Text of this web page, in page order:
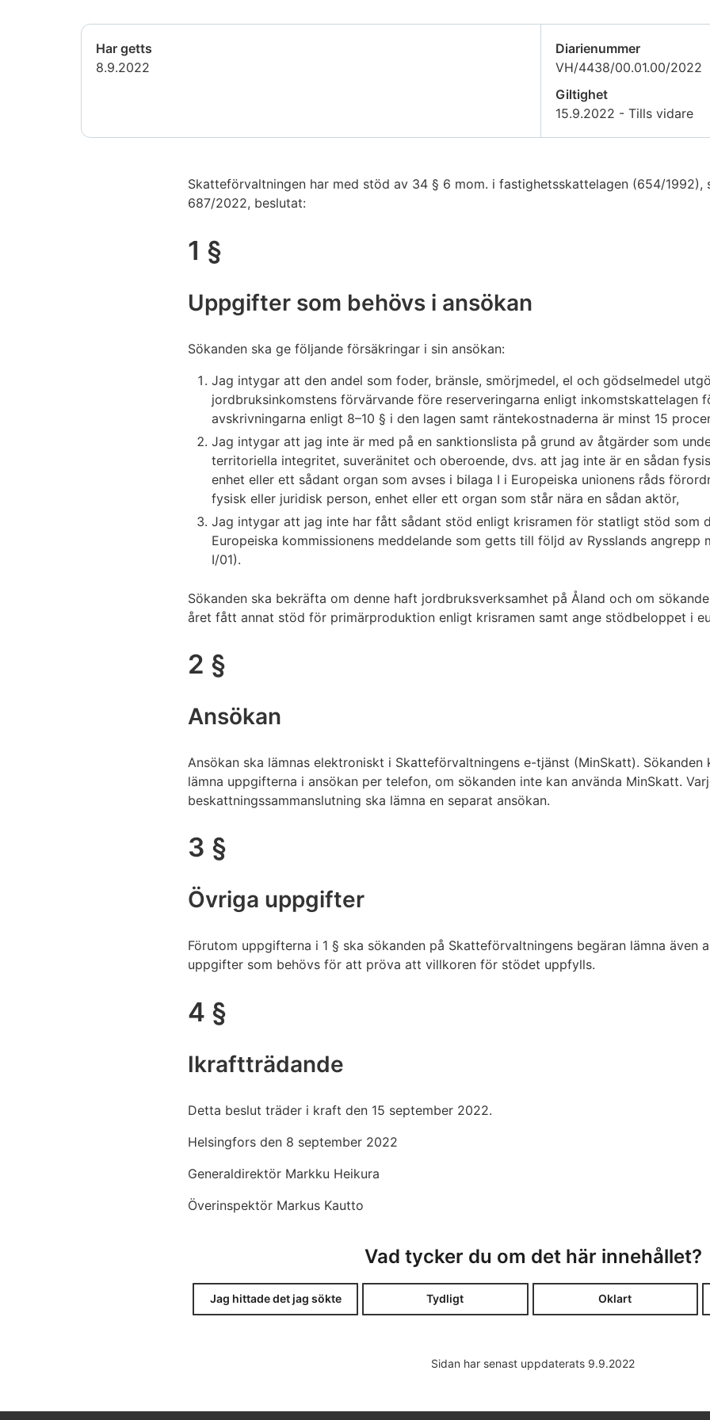
Har getts
8.9.2022
Diarienummer
VH/4438/00.01.00/2022
Giltighet
15.9.2022 - Tills vidare
Skatteförvaltningen har med stöd av 34 § 6 mom. i fastighetsskattelagen (654/1992),
687/2022, beslutat:
1 §
Uppgifter som behövs i ansökan
Sökanden ska ge följande försäkringar i sin ansökan:
Jag intygar att den andel som foder, bränsle, smörjmedel, el och gödselmedel
jordbruksinkomstens förvärvande före reserveringarna enligt inkomstskattelagen
avskrivningarna enligt 8–10 § i den lagen samt räntekostnaderna är minst 15
Jag intygar att jag inte är med på en sanktionslista på grund av åtgärder som
territoriella integritet, suveränitet och oberoende, dvs. att jag inte är en sådan
enhet eller ett sådant organ som avses i bilaga I i Europeiska unionens råds
fysisk eller juridisk person, enhet eller ett organ som står nära en sådan aktör,
Jag intygar att jag inte har fått sådant stöd enligt krisramen för statligt stöd som
Europeiska kommissionens meddelande som getts till följd av Rysslands angrepp
I/01).
Sökanden ska bekräfta om denne haft jordbruksverksamhet på Åland och om
året fått annat stöd för primärproduktion enligt krisramen samt ange stödbeloppet i
2 §
Ansökan
Ansökan ska lämnas elektroniskt i Skatteförvaltningens e-tjänst (MinSkatt). Sökanden
lämna uppgifterna i ansökan per telefon, om sökanden inte kan använda MinSkatt.
beskattningssammanslutning ska lämna en separat ansökan.
3 §
Övriga uppgifter
Förutom uppgifterna i 1 § ska sökanden på Skatteförvaltningens begäran lämna även
uppgifter som behövs för att pröva att villkoren för stödet uppfylls.
4 §
Ikraftträdande
Detta beslut träder i kraft den 15 september 2022.
Helsingfors den 8 september 2022
Generaldirektör Markku Heikura
Överinspektör Markus Kautto
Vad tycker du om det här innehållet?
Jag hittade det jag sökte Tydligt Oklart
Sidan har senast uppdaterats 9.9.2022